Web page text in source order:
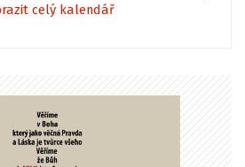
celý kalendář